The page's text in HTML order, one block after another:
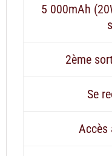
5 000mAh
2ème
Se
Accès